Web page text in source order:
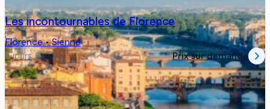
Les incontournables de Florence
Florence • Sienne
3 jours Prix sur demande